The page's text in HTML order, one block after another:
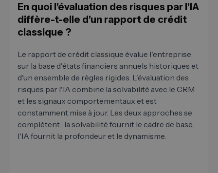
En quoi l'évaluation des risques par l'IA
diffère-t-elle d'un rapport de crédit
classique ?
Le rapport de crédit classique évalue l'entreprise
sur la base d'états financiers annuels historiques et
d'un ensemble de règles rigides. L'évaluation des
risques par l'IA combine la solvabilité avec le CRM
et les signaux comportementaux et est
constamment mise à jour. Les deux approches se
complètent : la solvabilité fournit le cadre de base,
l'IA fournit la profondeur et le dynamisme.